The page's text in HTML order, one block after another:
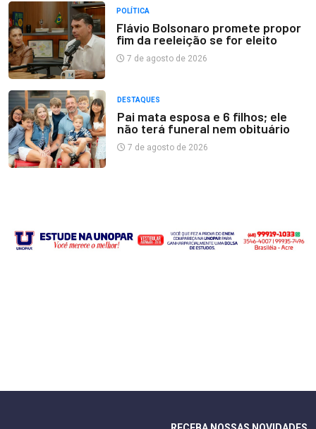
POLÍTICA
Flávio Bolsonaro promete propor
fim da reeleição se for eleito
7 de agosto de 2026
DESTAQUES
Pai mata esposa e 6 filhos; ele
não terá funeral nem obituário
7 de agosto de 2026